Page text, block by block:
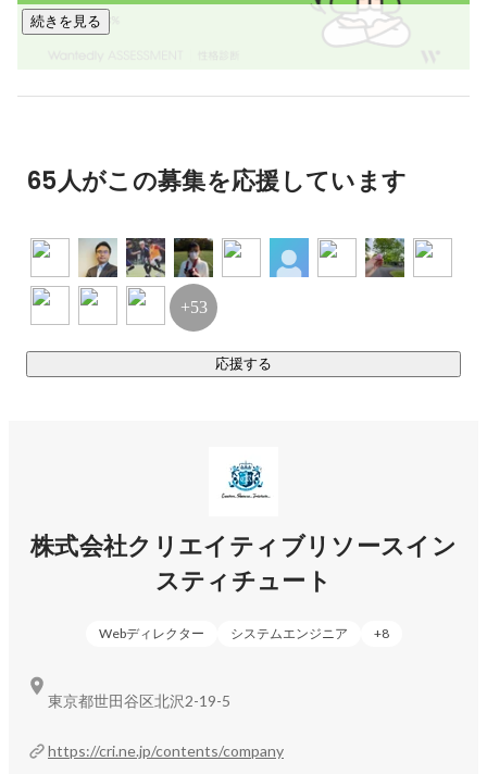
は致しません。
今までの蓄積してきたメソッドを活かし、
その社員にあったキャリアをブランディングしていきます。
ていける環境を用意することが、
続きを見る
65人がこの募集を応援しています
応援する
+53
株式会社クリエイティブリソースイン
スティチュート
Webディレクター システムエンジニア +8
https://cri.ne.jp/contents/company
東京都世田谷区北沢2-19-5